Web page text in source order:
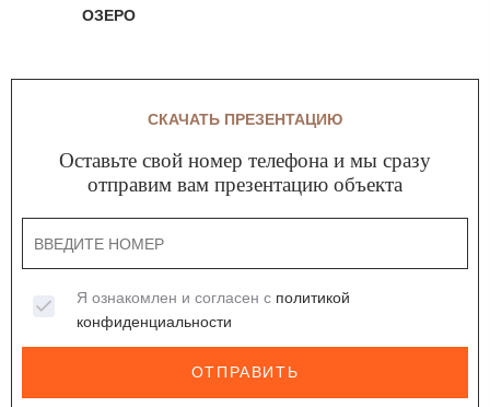
ОЗЕРО
СКАЧАТЬ ПРЕЗЕНТАЦИЮ
Оставьте свой номер телефона и мы сразу
отправим вам презентацию объекта
Я ознакомлен и согласен с политикой
конфиденциальности
ОТПРАВИТЬ